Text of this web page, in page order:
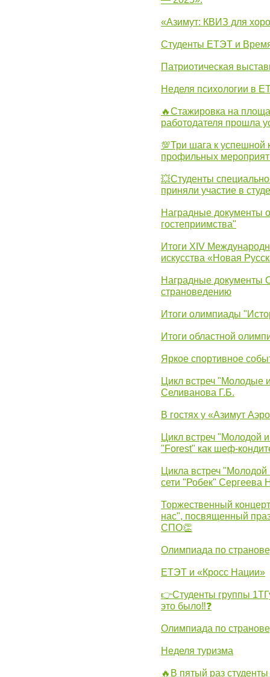
«Азимут: КВИЗ для
Студенты ЕТЭТ и
Патриотическая
Неделя психологии в
🔥Стажировка на
работодателя прошла
💯Три шага к успешной
профильных
💥Студенты
приняли участие в
Наградные документы
гостеприимства"
Итоги XIV
искусства «Новая
Наградные документы
страноведению
Итоги олимпиады
Итоги областной
Яркое спортивное
Цикл встреч "Молодые
Селиванова Г.Б.
В гостях у «Азимут
Цикл встреч "Молодой
"Forest" как шеф-
Цикла встреч
сети "Робек" Сергеева
Торжественный
нас", посвященный
СПО👏
Олимпиада по
ЕТЭТ и «Кросс Нации»
👉Студенты группы
это было‼❓
Олимпиада по
Неделя туризма
🔥В пятый раз